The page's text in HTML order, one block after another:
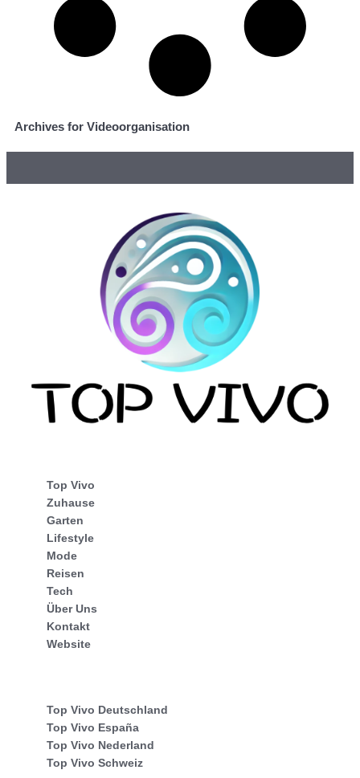
Archives for Videoorganisation
Top Vivo
Zuhause
Garten
Lifestyle
Mode
Reisen
Tech
Über Uns
Kontakt
Website
Top Vivo Deutschland
Top Vivo España
Top Vivo Nederland
Top Vivo Schweiz